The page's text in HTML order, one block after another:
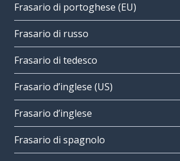
Frasario di portoghese (EU)
Frasario di russo
Frasario di tedesco
Frasario d’inglese (US)
Frasario d’inglese
Frasario di spagnolo